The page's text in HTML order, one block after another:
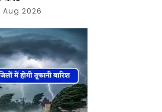
Aug 2026